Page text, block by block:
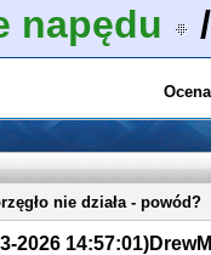
napędu
nie działa - powód?
2026 14:57:01)